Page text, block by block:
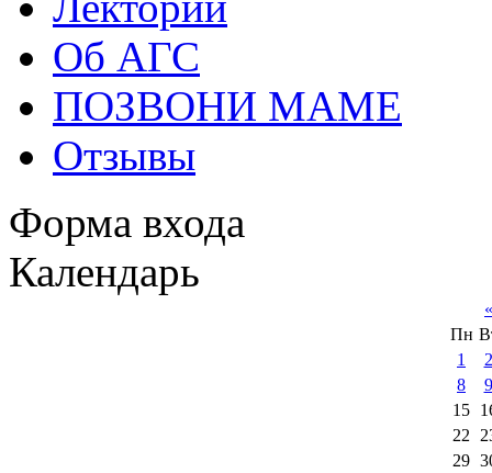
Об АГС
ПОЗВОНИ МАМЕ
Отзывы
Форма входа
Календарь
«
Пн
1
2
8
9
15
22
29